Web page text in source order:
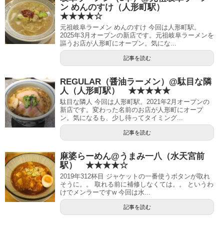
ン めんのすけ（人形町駅）
★★★★☆
元祖岐阜ラーメン めんのすけ 今回は人形町駅。
2025年3月オープンの新店です。元祖岐阜ラーメンを
謳うお店が人形町にオープン。気にな...
記事を読む
REGULAR（醤油ラーメン）@駄目な隣
人（人形町駅） ★★★★★
駄目な隣人 今回は人形町駅。2021年2月オープンの
新店です。変わった名前のお店が人形町にオープ
ン。気になるも、少し待ってタイミング...
記事を読む
麻婆らーめん@うまみ一八（水天宮前
駅） ★★★★☆
2019年312杯目 ジャケットの一番使うボタンが取れ
そうに。。 取れる前に補修しなくては。。 というわ
けでメンラーですw 今回は水...
記事を読む